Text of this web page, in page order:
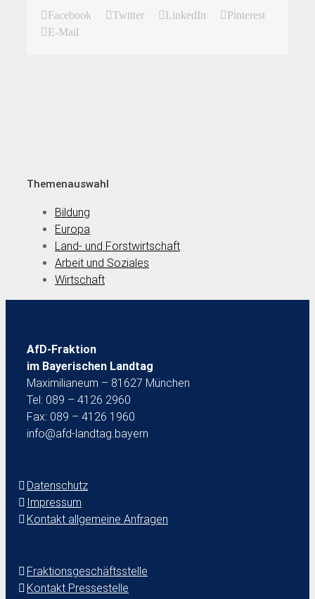
Facebook Twitter LinkedIn
Pinterest
E-Mail
Themenauswahl
Bildung
Europa
Land- und Forstwirtschaft
Arbeit und Soziales
Wirtschaft
AfD-Fraktion
im Bayerischen Landtag
Maximilianeum – 81627 München
Tel: 089 – 4126 2960
Fax: 089 – 4126 1960
info@afd-landtag.bayern
Datenschutz
Impressum
Kontakt allgemeine Anfragen
Fraktionsgeschäftsstelle
Kontakt Pressestelle